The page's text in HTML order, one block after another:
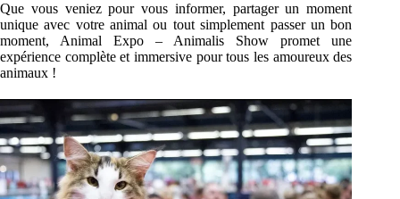
Que vous veniez pour vous informer, partager un moment
unique avec votre animal ou tout simplement passer un bon
moment, Animal Expo – Animalis Show promet une
expérience complète et immersive pour tous les amoureux des
animaux !